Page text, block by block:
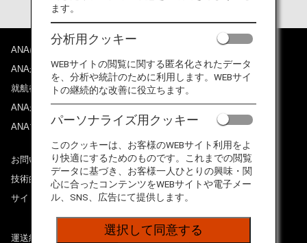
ANAについて
ANAからのお知らせ
就航都市
ANAがお約束する体験
ANAマイレージクラブ
お問い合わせ
技術的なお問い合わせ（推奨環境）
サイトマップ
運送約款
ます。
分析用クッキー
WEBサイトの閲覧に関する匿名化されたデータ
を、分析や統計のために利用します。WEBサイ
トの継続的な改善に役立ちます。
パーソナライズ用クッキー
このクッキーは、お客様のWEBサイト利用をよ
り快適にするためのものです。これまでの閲覧
データに基づき、お客様一人ひとりの興味・関
心に合ったコンテンツをWEBサイトや電子メー
ル、SNS、広告にて提供します。
選択して同意する